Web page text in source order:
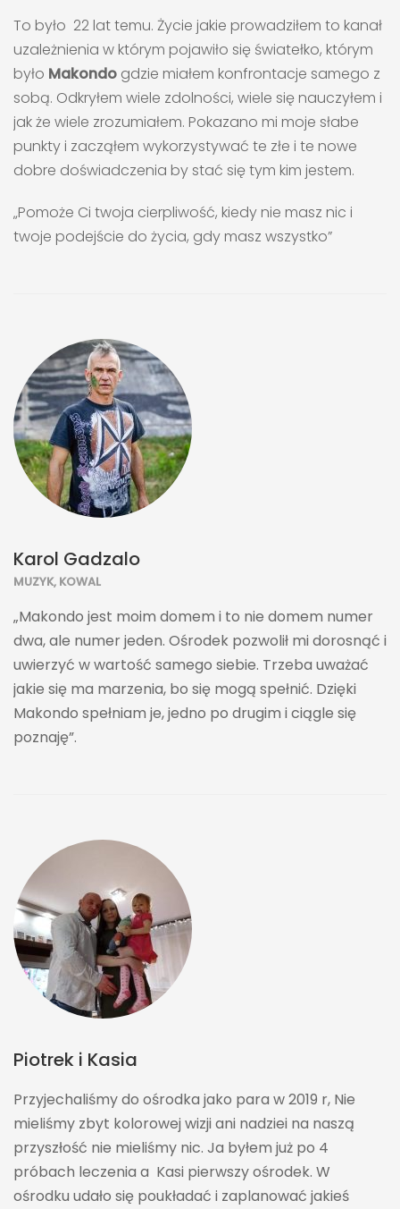
To było 22 lat temu. Życie jakie prowadziłem to kanał
uzależnienia w którym pojawiło się światełko, którym
było Makondo gdzie miałem konfrontacje samego z
sobą. Odkryłem wiele zdolności, wiele się nauczyłem i
jak że wiele zrozumiałem. Pokazano mi moje słabe
punkty i zacząłem wykorzystywać te złe i te nowe
dobre doświadczenia by stać się tym kim jestem.
„Pomoże Ci twoja cierpliwość, kiedy nie masz nic i
twoje podejście do życia, gdy masz wszystko”
Karol Gadzalo
MUZYK, KOWAL
„Makondo jest moim domem i to nie domem numer
dwa, ale numer jeden. Ośrodek pozwolił mi dorosnąć i
uwierzyć w wartość samego siebie. Trzeba uważać
jakie się ma marzenia, bo się mogą spełnić. Dzięki
Makondo spełniam je, jedno po drugim i ciągle się
poznaję”.
Piotrek i Kasia
Przyjechaliśmy do ośrodka jako para w 2019 r, Nie
mieliśmy zbyt kolorowej wizji ani nadziei na naszą
przyszłość nie mieliśmy nic. Ja byłem już po 4
próbach leczenia a Kasi pierwszy ośrodek. W
ośrodku udało się poukładać i zaplanować jakieś